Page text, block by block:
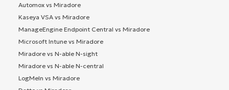
Automox vs Miradore
Kaseya VSA vs Miradore
ManageEngine Endpoint Central vs Miradore
Microsoft Intune vs Miradore
Miradore vs N-able N-sight
Miradore vs N-able N-central
LogMeIn vs Miradore